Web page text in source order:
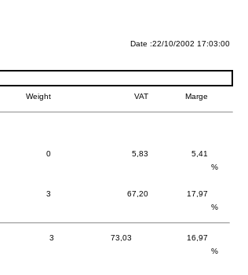
Date :22/10/2002 17:03:00
Weight VAT Marge
0 5,83
5,41
%
3 67,20
17,97
%
3 73,03
16,97
%